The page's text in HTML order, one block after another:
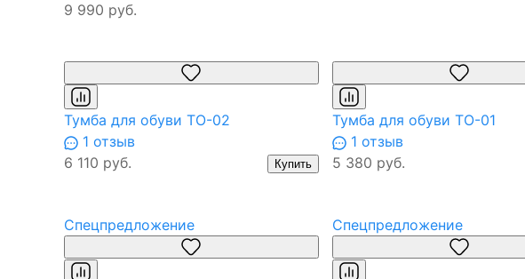
9 990 руб.
Тумба для обуви ТО-02
1 отзыв
6 110 руб.
Купить
Тумба для обуви ТО-01
1 отзыв
5 380 руб.
Спецпредложение Спецпредложение